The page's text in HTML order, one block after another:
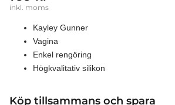
inkl. moms
Kayley Gunner
Vagina
Enkel rengöring
Högkvalitativ silikon
Köp tillsammans och spara